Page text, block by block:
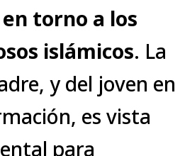
torno a los
islámicos. La
y del joven en
es vista
para